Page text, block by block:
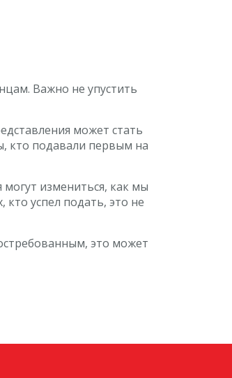
Важно не упустить
может стать
кто подавали первым на
измениться, как мы
успел подать, это не
это может